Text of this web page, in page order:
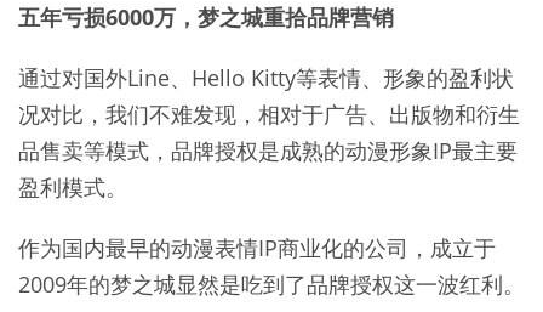
五年亏损6000万，梦之城重拾品牌营销
通过对国外Line、Hello Kitty等表情、形象的盈利状
况对比，我们不难发现，相对于广告、出版物和衍生
品售卖等模式，品牌授权是成熟的动漫形象IP最主要
盈利模式。
作为国内最早的动漫表情IP商业化的公司，成立于
2009年的梦之城显然是吃到了品牌授权这一波红利。